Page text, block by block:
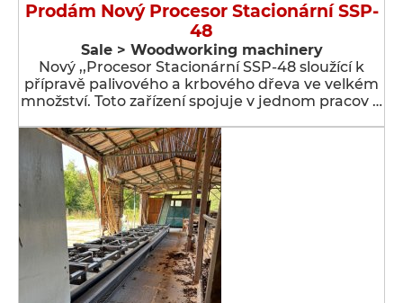
Prodám Nový Procesor Stacionární SSP-
48
Sale > Woodworking machinery
Nový ,,Procesor Stacionární SSP-48 sloužící k
přípravě palivového a krbového dřeva ve velkém
množství. Toto zařízení spojuje v jednom pracov …